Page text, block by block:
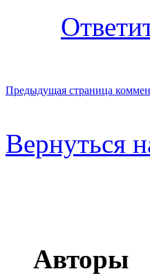
Предыдущая страница
Вернуться
Авторы